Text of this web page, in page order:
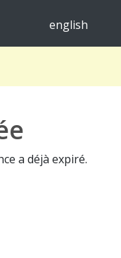
english
a déjà expiré.